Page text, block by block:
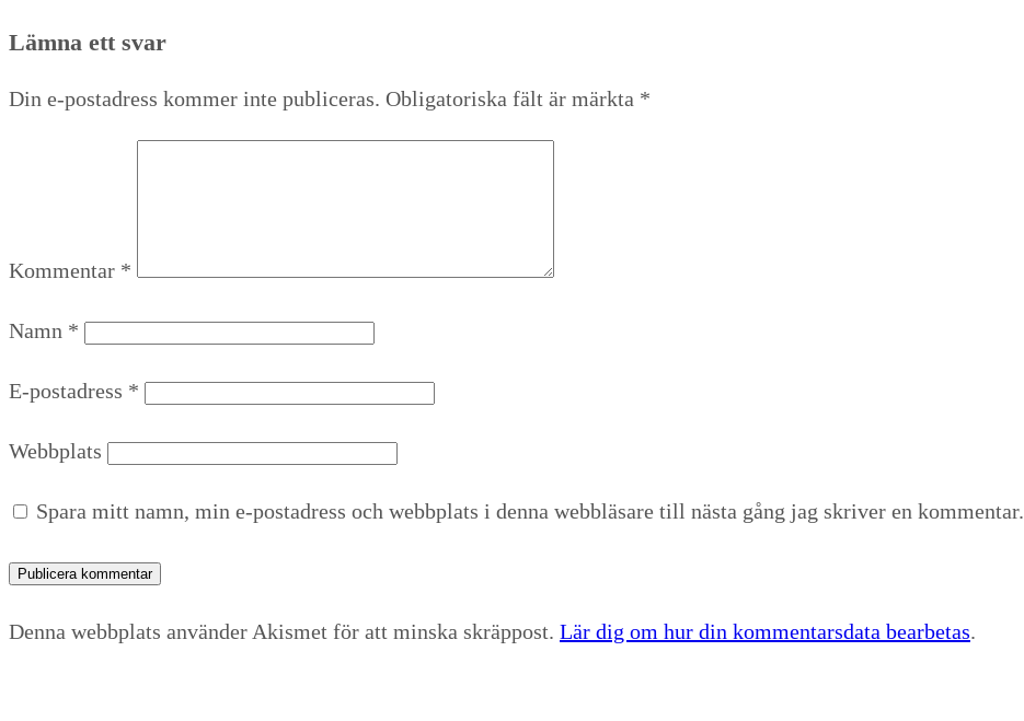
Lämna ett svar
Din e-postadress kommer inte publiceras. Obligatoriska fält är märkta *
Kommentar *
Namn *
E-postadress *
Webbplats
Spara mitt namn, min e-postadress och webbplats i denna webbläsare till nästa gång jag skriver en kommentar.
Denna webbplats använder Akismet för att minska skräppost. Lär dig om hur din kommentarsdata bearbetas.